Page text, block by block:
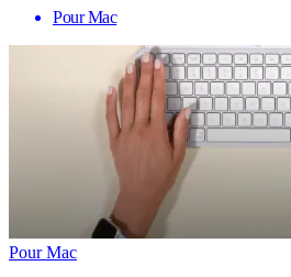
Pour Mac
Pour Mac